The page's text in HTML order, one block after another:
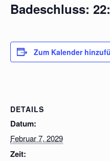
Badeschluss:
Zum Kalender
DETAILS
Datum:
Februar 7, 2029
Zeit: